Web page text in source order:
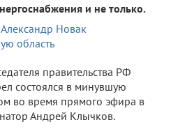
и не только.
правительства РФ
состоялся в минувшую
во время прямого эфира в
Андрей Клычков.